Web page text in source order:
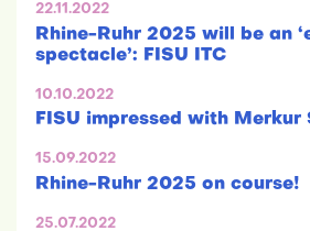
22.11.2022
Rhine-Ruhr 2025 will be an
spectacle’: FISU ITC
10.10.2022
FISU impressed with Merkur
15.09.2022
Rhine-Ruhr 2025 on course!
25.07.2022